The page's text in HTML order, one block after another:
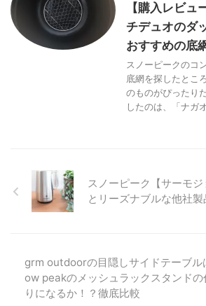
【購入レビュ
チデュオのダ
おすすめの底
スノーピークのコ
底網を探したとこ
のものがぴったり
したのは、「ナガ
スノーピーク【サーモ
とリーズナブルな他社
grm outdoorの目隠しサイドテーブル
ow peakのメッシュラックスタンドの
りになるか！？徹底比較